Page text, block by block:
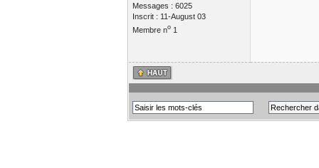
Messages : 6025
Inscrit : 11-August 03
Membre no1